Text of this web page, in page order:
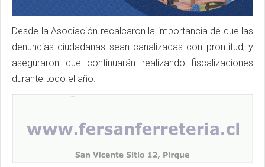
Desde la Asociación recalcaron la importancia de que las
denuncias ciudadanas sean canalizadas con prontitud, y
aseguraron que continuarán realizando fiscalizaciones
durante todo el año.